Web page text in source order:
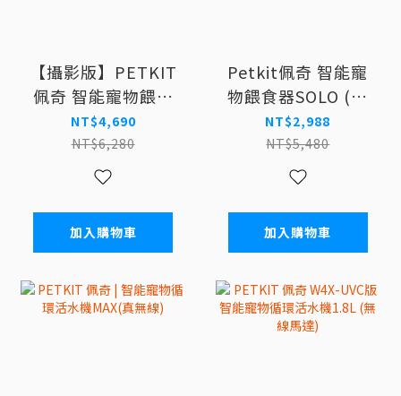
【攝影版】PETKIT
佩奇 智能寵物餵食
器SOLO
NT$4,690
NT$6,280
加入購物車
Petkit佩奇 智能寵
物餵食器SOLO (月
光白)
NT$2,988
NT$5,480
加入購物車